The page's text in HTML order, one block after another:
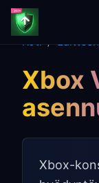
Koti /
Xbox
Xbox-